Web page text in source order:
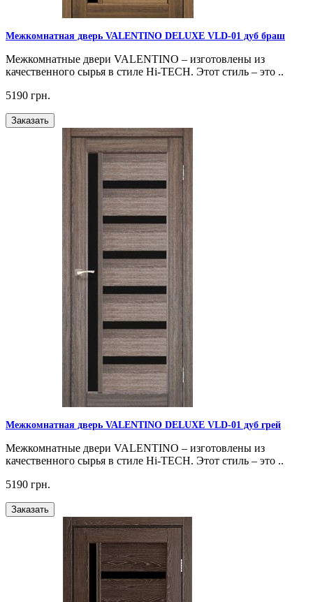
Межкомнатная дверь VALENTINO DELUXE VLD-01 дуб браш
Межкомнатные двери VALENTINO – изготовлены из
качественного сырья в стиле Hi-TECH. Этот стиль – это ..
5190 грн.
Заказать
Межкомнатная дверь VALENTINO DELUXE VLD-01 дуб грей
Межкомнатные двери VALENTINO – изготовлены из
качественного сырья в стиле Hi-TECH. Этот стиль – это ..
5190 грн.
Заказать